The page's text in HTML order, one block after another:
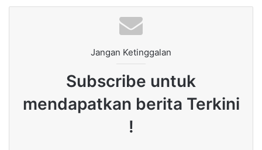
Jangan Ketinggalan
Subscribe untuk
mendapatkan berita Terkini
!